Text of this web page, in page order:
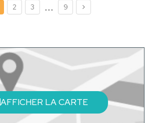
2 3 ... 9
AFFICHER LA CARTE